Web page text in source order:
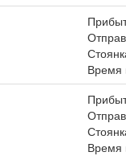
Время
Время